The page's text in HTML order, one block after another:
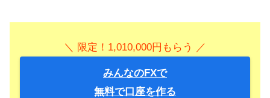
＼ 限定！1,010,000円もらう ／
みんなのFXで
無料で口座を作る